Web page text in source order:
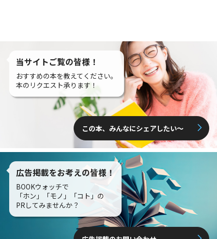
当サイトご覧の皆様！
おすすめの本を教えてください。
本のリクエスト承ります！
この本、みんなにシェアしたい〜
広告掲載をお考えの皆様！
BOOKウォッチで
「ホン」「モノ」「コト」の
PRしてみませんか？